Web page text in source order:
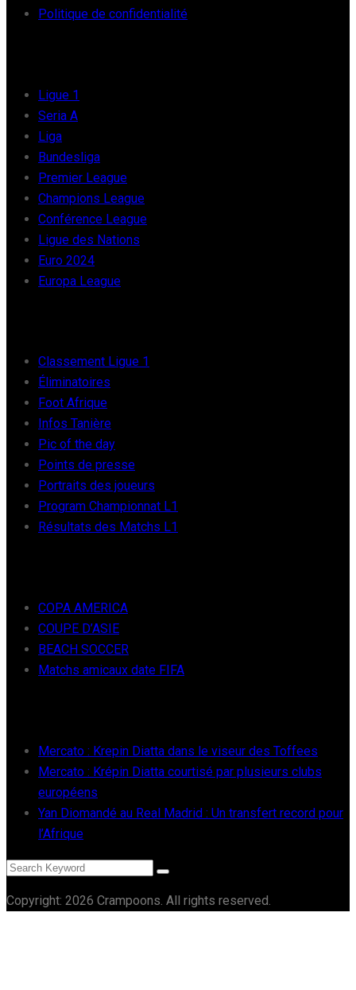
Politique de confidentialité
Ligue 1
Seria A
Liga
Bundesliga
Premier League
Champions League
Conférence League
Ligue des Nations
Euro 2024
Europa League
Classement Ligue 1
Éliminatoires
Foot Afrique
Infos Tanière
Pic of the day
Points de presse
Portraits des joueurs
Program Championnat L1
Résultats des Matchs L1
COPA AMERICA
COUPE D’ASIE
BEACH SOCCER
Matchs amicaux date FIFA
Mercato : Krepin Diatta dans le viseur des Toffees
Mercato : Krépin Diatta courtisé par plusieurs clubs
européens
Yan Diomandé au Real Madrid : Un transfert record pour
l’Afrique
Copyright: 2026 Crampoons. All rights reserved.